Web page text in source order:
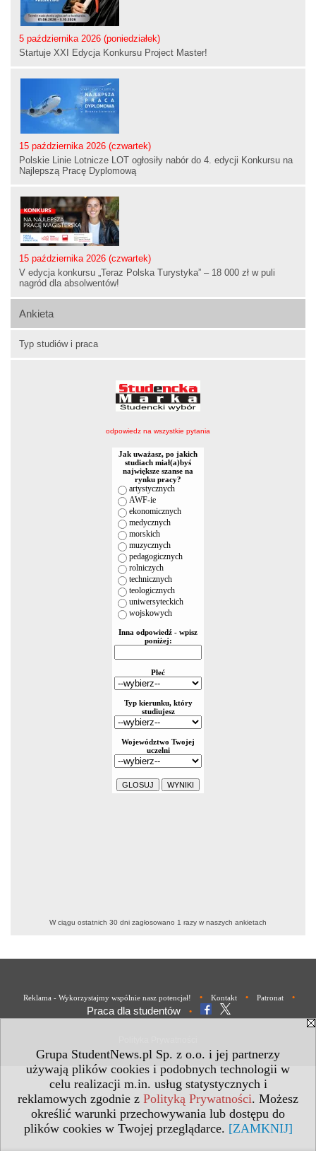
Grupa StudentNews.pl Sp. z o.o. i jej partnerzy
używają plików cookies i podobnych technologii w
celu realizacji m.in. usług statystycznych i
reklamowych zgodnie z Polityką Prywatności. Możesz
określić warunki przechowywania lub dostępu do
plików cookies w Twojej przeglądarce. [ZAMKNIJ]
5 października 2026 (poniedziałek)
Startuje XXI Edycja Konkursu Project Master!
15 października 2026 (czwartek)
Polskie Linie Lotnicze LOT ogłosiły nabór do 4. edycji Konkursu na
Najlepszą Pracę Dyplomową
15 października 2026 (czwartek)
V edycja konkursu „Teraz Polska Turystyka” – 18 000 zł w puli
nagród dla absolwentów!
Ankieta
Typ studiów i praca
odpowiedz na wszystkie pytania
W ciągu ostatnich 30 dni zagłosowano 1 razy w naszych ankietach
Reklama - Wykorzystajmy wspólnie nasz potencjał! • Kontakt • Patronat •
Praca dla studentów •